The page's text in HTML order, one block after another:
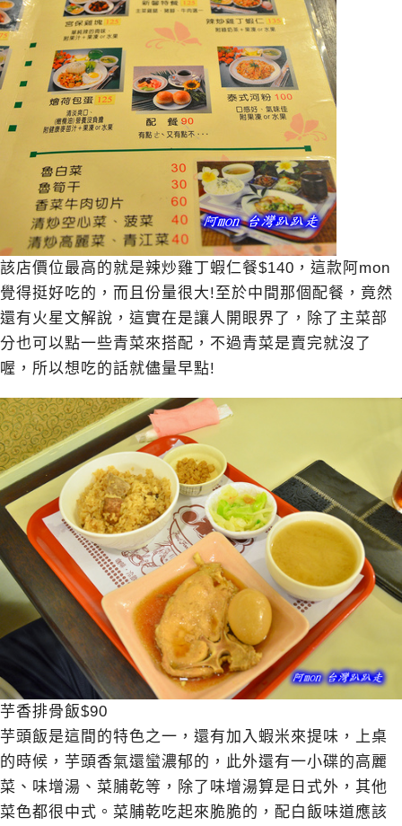
該店價位最高的就是辣炒雞丁蝦仁餐$140，這款阿mon
覺得挺好吃的，而且份量很大!至於中間那個配餐，竟然
還有火星文解說，這實在是讓人開眼界了，除了主菜部
分也可以點一些青菜來搭配，不過青菜是賣完就沒了
喔，所以想吃的話就儘量早點!
芋香排骨飯$90
芋頭飯是這間的特色之一，還有加入蝦米來提味，上桌
的時候，芋頭香氣還蠻濃郁的，此外還有一小碟的高麗
菜、味增湯、菜脯乾等，除了味增湯算是日式外，其他
菜色都很中式。菜脯乾吃起來脆脆的，配白飯味道應該